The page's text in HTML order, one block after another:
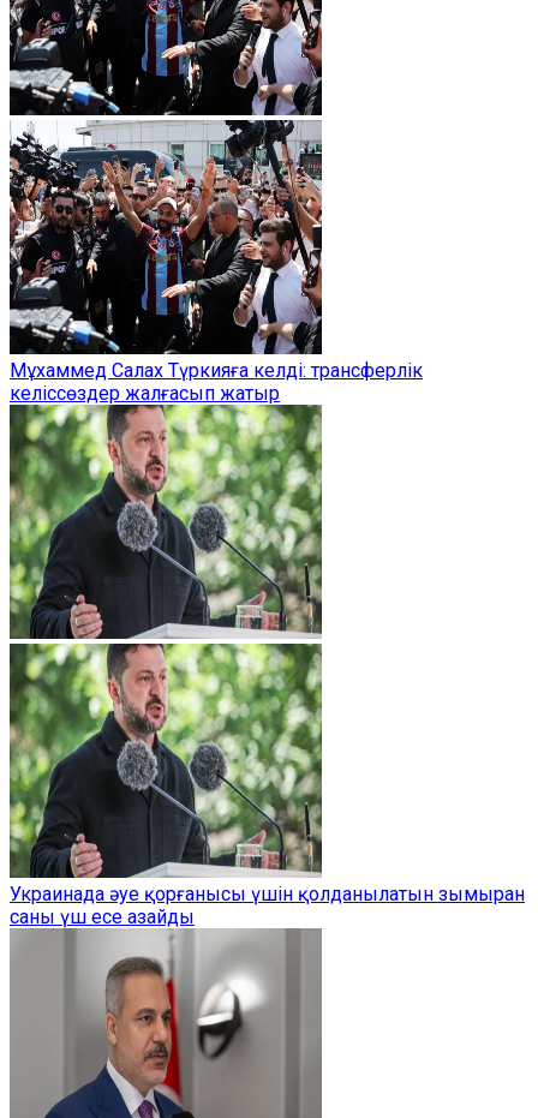
Мұхаммед Салах Түркияға келді: трансферлік
келіссөздер жалғасып жатыр
Украинада әуе қорғанысы үшін қолданылатын зымыран
саны үш есе азайды